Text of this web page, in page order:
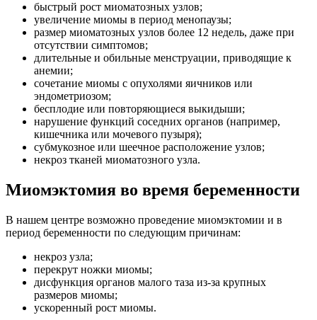
быстрый рост миоматозных узлов;
увеличение миомы в период менопаузы;
размер миоматозных узлов более 12 недель, даже при
отсутствии симптомов;
длительные и обильные менструации, приводящие к
анемии;
сочетание миомы с опухолями яичников или
эндометриозом;
бесплодие или повторяющиеся выкидыши;
нарушение функций соседних органов (например,
кишечника или мочевого пузыря);
субмукозное или шеечное расположение узлов;
некроз тканей миоматозного узла.
Миомэктомия во время беременности
В нашем центре возможно проведение миомэктомии и в
период беременности по следующим причинам:
некроз узла;
перекрут ножки миомы;
дисфункция органов малого таза из-за крупных
размеров миомы;
ускоренный рост миомы.